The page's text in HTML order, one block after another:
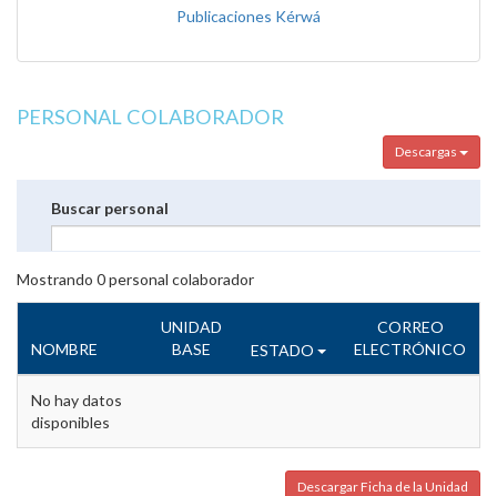
Publicaciones Kérwá
PERSONAL COLABORADOR
Descargas
Buscar personal
Mostrando 0personal colaborador
NOMBRE
UNIDAD
BASE
ESTADO
CORREO
ELECTRÓNICO
No hay datos
disponibles
Descargar Ficha de la Unidad